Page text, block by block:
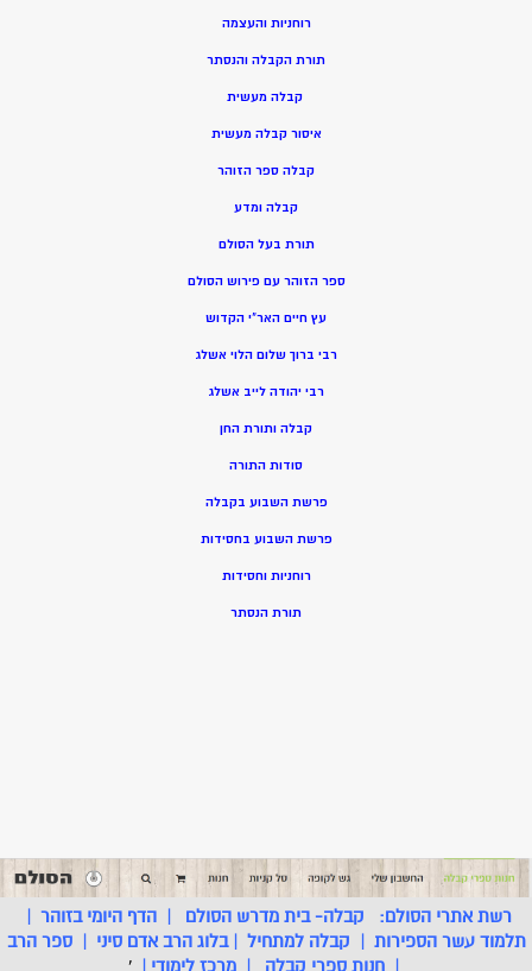
רוחניות והעצמה
תורת הקבלה והנסתר
קבלה מעשית
איסור קבלה מעשית
קבלה ספר הזוהר
קבלה ומדע
תורת בעל הסולם
ספר הזוהר עם פירוש הסולם
עץ חיים האר”י הקדוש
רבי ברוך שלום הלוי אשלג
רבי יהודה לייב אשלג
קבלה ותורת החן
סודות התורה
פרשת השבוע בקבלה
פרשת השבוע בחסידות
רוחניות וחסידות
תורת הנסתר
רשת אתרי הסולם: קבלה- בית מדרש הסולם |הדף היומי בזוהר |
תלמוד עשר הספירות | קבלה למתחיל |בלוג הרב אדם סיני |ספר הרב
| חנות ספרי קבלה | מרכז לימודי |
'